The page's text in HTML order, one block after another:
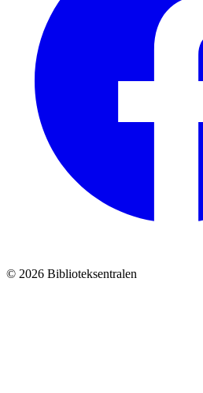
© 2026 Biblioteksentralen